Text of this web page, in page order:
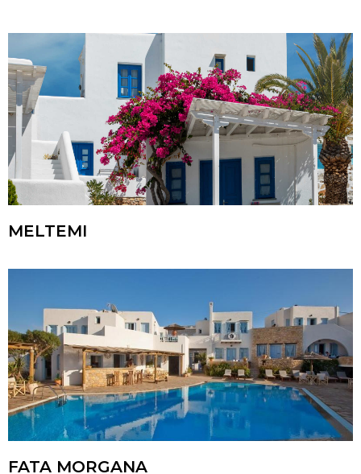
MELTEMI
FATA MORGANA